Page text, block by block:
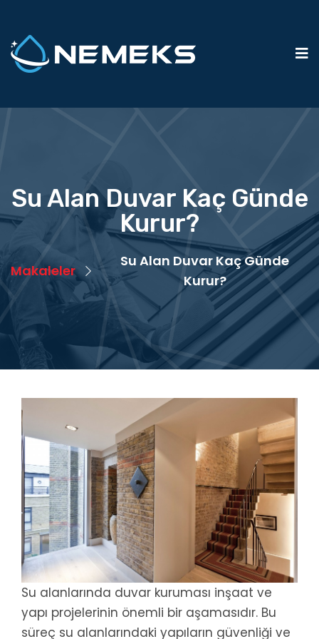
Su Alan Duvar Kaç Günde
Kurur?
Makaleler
Su Alan Duvar Kaç Günde
Kurur?
Su alanlarında duvar kuruması inşaat ve
yapı projelerinin önemli bir aşamasıdır. Bu
süreç su alanlarındaki yapıların güvenliği ve